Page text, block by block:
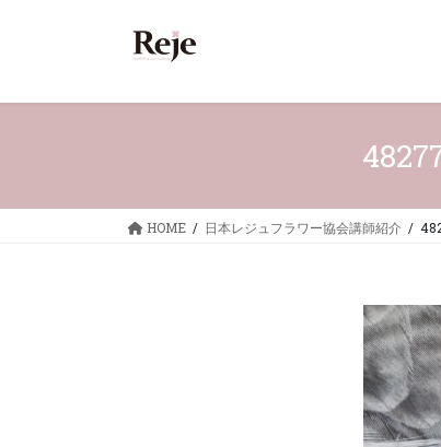
HOME 日本レジュフラワー協会講師紹介